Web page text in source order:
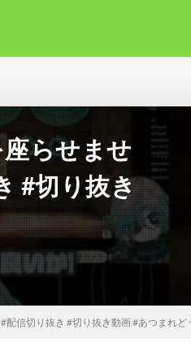
らせませ
#切り抜き
信切り抜き #切り抜き動画 #あつまれど